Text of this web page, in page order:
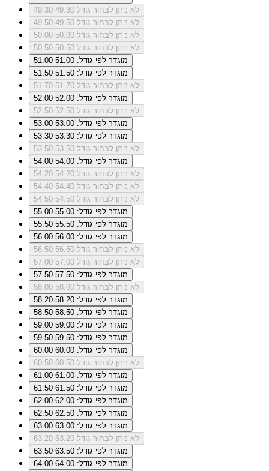
49.30
לא ניתן לבחור גודל 49.30
49.50
לא ניתן לבחור גודל 49.50
50.00
לא ניתן לבחור גודל 50.00
50.50
לא ניתן לבחור גודל 50.50
51.00
מוגדר לפי גודל: 51.00
51.50
מוגדר לפי גודל: 51.50
51.70
לא ניתן לבחור גודל 51.70
52.00
מוגדר לפי גודל: 52.00
52.50
לא ניתן לבחור גודל 52.50
53.00
מוגדר לפי גודל: 53.00
53.30
מוגדר לפי גודל: 53.30
53.50
לא ניתן לבחור גודל 53.50
54.00
מוגדר לפי גודל: 54.00
54.20
לא ניתן לבחור גודל 54.20
54.40
לא ניתן לבחור גודל 54.40
54.50
לא ניתן לבחור גודל 54.50
55.00
מוגדר לפי גודל: 55.00
55.50
מוגדר לפי גודל: 55.50
56.00
מוגדר לפי גודל: 56.00
56.50
לא ניתן לבחור גודל 56.50
57.00
לא ניתן לבחור גודל 57.00
57.50
מוגדר לפי גודל: 57.50
58.00
לא ניתן לבחור גודל 58.00
58.20
מוגדר לפי גודל: 58.20
58.50
מוגדר לפי גודל: 58.50
59.00
מוגדר לפי גודל: 59.00
59.50
מוגדר לפי גודל: 59.50
60.00
מוגדר לפי גודל: 60.00
60.50
לא ניתן לבחור גודל 60.50
61.00
מוגדר לפי גודל: 61.00
61.50
מוגדר לפי גודל: 61.50
62.00
מוגדר לפי גודל: 62.00
62.50
מוגדר לפי גודל: 62.50
63.00
מוגדר לפי גודל: 63.00
63.20
לא ניתן לבחור גודל 63.20
63.50
מוגדר לפי גודל: 63.50
64.00
מוגדר לפי גודל: 64.00